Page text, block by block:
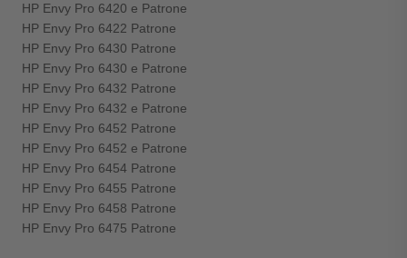
HP Envy Pro 6420 e Patrone
HP Envy Pro 6422 Patrone
HP Envy Pro 6430 Patrone
HP Envy Pro 6430 e Patrone
HP Envy Pro 6432 Patrone
HP Envy Pro 6432 e Patrone
HP Envy Pro 6452 Patrone
HP Envy Pro 6452 e Patrone
HP Envy Pro 6454 Patrone
HP Envy Pro 6455 Patrone
HP Envy Pro 6458 Patrone
HP Envy Pro 6475 Patrone